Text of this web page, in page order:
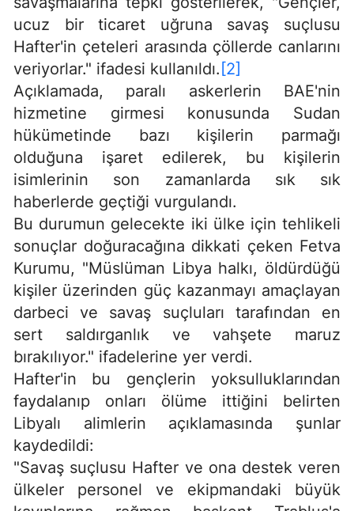
ucuz bir ticaret uğruna savaş suçlusu
Hafter'in çeteleri arasında çöllerde canlarını
veriyorlar." ifadesi kullanıldı. [2]
Açıklamada, paralı askerlerin BAE'nin
hizmetine girmesi konusunda Sudan
hükümetinde bazı kişilerin parmağı
olduğuna işaret edilerek, bu kişilerin
isimlerinin son zamanlarda sık sık
haberlerde geçtiği vurgulandı.
Bu durumun gelecekte iki ülke için tehlikeli
sonuçlar doğuracağına dikkati çeken Fetva
Kurumu, "Müslüman Libya halkı, öldürdüğü
kişiler üzerinden güç kazanmayı amaçlayan
darbeci ve savaş suçluları tarafından en
sert saldırganlık ve vahşete maruz
bırakılıyor." ifadelerine yer verdi.
Hafter'in bu gençlerin yoksulluklarından
faydalanıp onları ölüme ittiğini belirten
Libyalı alimlerin açıklamasında şunlar
kaydedildi:
"Savaş suçlusu Hafter ve ona destek veren
ülkeler personel ve ekipmandaki büyük